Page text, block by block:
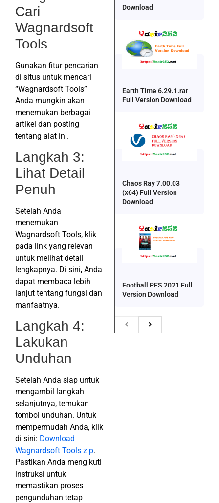
Cari
Wagnardsoft
Tools
Gunakan fitur pencarian
di situs untuk mencari
“Wagnardsoft Tools”.
Anda mungkin akan
menemukan berbagai
artikel dan posting
tentang alat ini.
Langkah 3:
Lihat Detail
Penuh
Setelah Anda
menemukan
Wagnardsoft Tools, klik
pada link yang relevan
untuk melihat detail
lengkapnya. Di sini, Anda
dapat membaca lebih
lanjut tentang fungsi dan
manfaatnya.
Langkah 4:
Lakukan
Unduhan
Setelah Anda siap untuk
mengambil langkah
selanjutnya, temukan
tombol unduhan. Untuk
mempermudah Anda, klik
di sini: Download
Wagnardsoft Tools zip.
Pastikan Anda mengikuti
instruksi untuk
memastikan proses
pengunduhan tetap
Download
Earth Time 6.29.1.rar
Full Version Download
Chaos Ray 7.00.03
(x64) Full Version
Download
Football PES 2021 Full
Version Download